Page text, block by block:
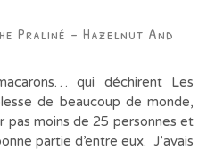
Praliné – Hazelnut And
qui déchirent Les
de beaucoup de monde,
pas moins de 25 personnes et
partie d’entre eux. J’avais